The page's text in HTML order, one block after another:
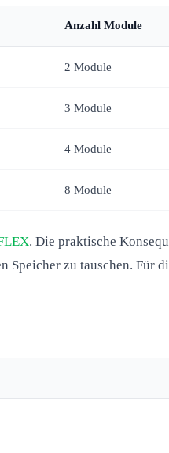
Anzahl Module
2 Module
3 Module
4 Module
8 Module
. Die praktische
Speicher zu tauschen.